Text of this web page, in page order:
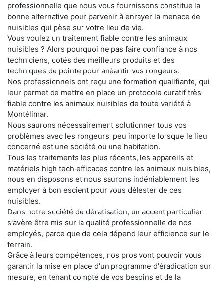
professionnelle que nous vous fournissons constitue la
bonne alternative pour parvenir à enrayer la menace de
nuisibles qui pèse sur votre lieu de vie.
Vous voulez un traitement fiable contre les animaux
nuisibles ? Alors pourquoi ne pas faire confiance à nos
techniciens, dotés des meilleurs produits et des
techniques de pointe pour anéantir vos rongeurs.
Nos professionnels ont reçu une formation qualifiante, qui
leur permet de mettre en place un protocole curatif très
fiable contre les animaux nuisibles de toute variété à
Montélimar.
Nous saurons nécessairement solutionner tous vos
problèmes avec les rongeurs, peu importe lorsque le lieu
concerné est une société ou une habitation.
Tous les traitements les plus récents, les appareils et
matériels high tech efficaces contre les animaux nuisibles,
nous en disposons et nous saurons indéniablement les
employer à bon escient pour vous délester de ces
nuisibles.
Dans notre société de dératisation, un accent particulier
s'avère être mis sur la qualité professionnelle de nos
employés, parce que de cela dépend leur efficience sur le
terrain.
Grâce à leurs compétences, nos pros vont pouvoir vous
garantir la mise en place d'un programme d'éradication sur
mesure, en tenant compte de vos besoins et de la